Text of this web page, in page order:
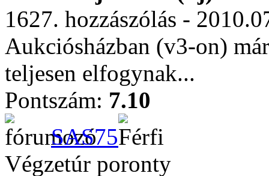
1627. hozzászólás -
Aukciósházban (v3-on)
teljesen elfogynak...
Pontszám: 7.10
SAS75
Végzetúr poronty